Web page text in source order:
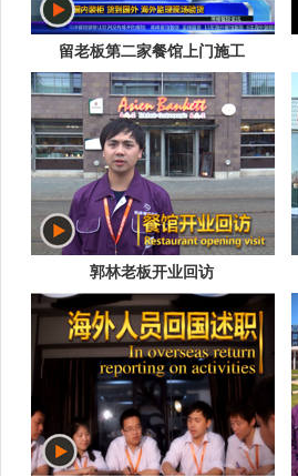
留老板第二家餐馆上门施工
郭林老板开业回访